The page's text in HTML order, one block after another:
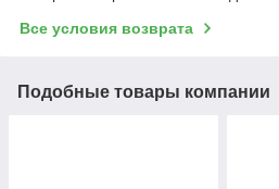
Все условия возврата
Подобные товары компании